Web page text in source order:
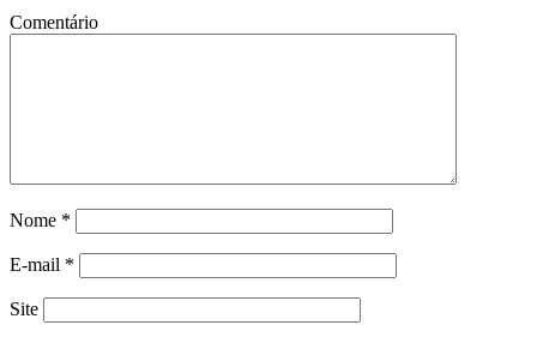
Comentário
Nome *
E-mail *
Site